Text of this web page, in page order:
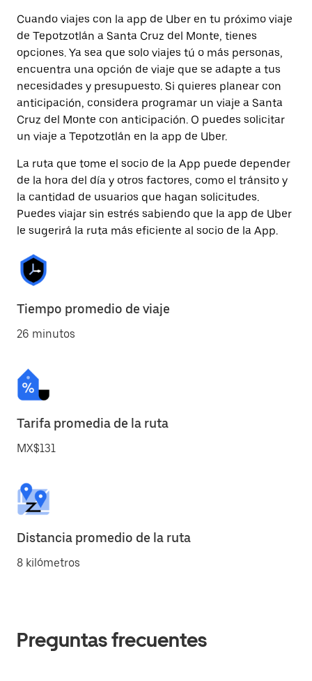
Cuando viajes con la app de Uber en tu próximo viaje
de Tepotzotlán a Santa Cruz del Monte, tienes
opciones. Ya sea que solo viajes tú o más personas,
encuentra una opción de viaje que se adapte a tus
necesidades y presupuesto. Si quieres planear con
anticipación, considera programar un viaje a Santa
Cruz del Monte con anticipación. O puedes solicitar
un viaje a Tepotzotlán en la app de Uber.
La ruta que tome el socio de la App puede depender
de la hora del día y otros factores, como el tránsito y
la cantidad de usuarios que hagan solicitudes.
Puedes viajar sin estrés sabiendo que la app de Uber
le sugerirá la ruta más eficiente al socio de la App.
Tiempo promedio de viaje
26 minutos
Tarifa promedia de la ruta
MX$131
Distancia promedio de la ruta
8 kilómetros
Preguntas frecuentes